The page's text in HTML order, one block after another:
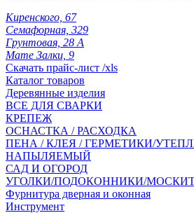
Киренского, 67
Семафорная, 329
Грунтовая, 28 А
Мате Залки, 9
Скачать прайс-лист /xls
Каталог товаров
Деревянные изделия
ВСЕ ДЛЯ СВАРКИ
КРЕПЕЖ
ОСНАСТКА / РАСХОДКА
ПЕНА / КЛЕЯ / ГЕРМЕТИКИ/
НАПЫЛЯЕМЫЙ
САД И ОГОРОД
УГОЛКИ/ПОДОКОННИКИ/
Фурнитура дверная и оконная
Инструмент